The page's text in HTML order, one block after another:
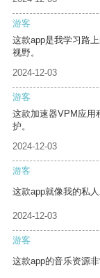
游客
这款app是我学习路
视野。
2024-12-03
游客
这款加速器VPM应用
护。
2024-12-03
游客
这款app就像我的私
2024-12-03
游客
这款app的音乐资源